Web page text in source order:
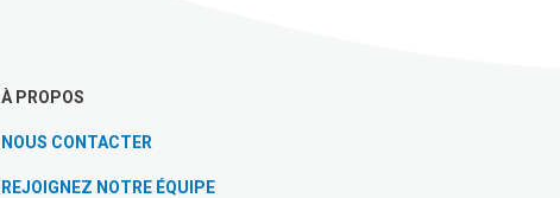
À PROPOS
NOUS CONTACTER
REJOIGNEZ NOTRE ÉQUIPE